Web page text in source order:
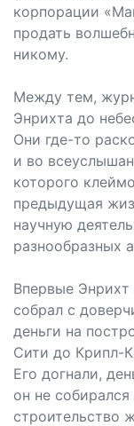
корпорации
продать
никому.
Между тем,
Энрихта до
Они где-то
и во
которого
предыдущая
научную
разнообразных
Впервые Энрихт
собрал с
деньги на
Сити до Крипл-
Его догнали,
он не
строительство